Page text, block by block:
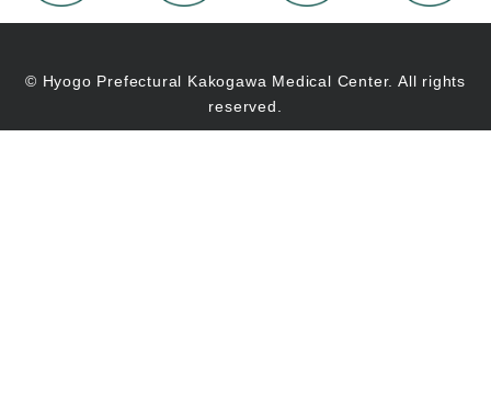
© Hyogo Prefectural Kakogawa Medical Center. All rights
reserved.